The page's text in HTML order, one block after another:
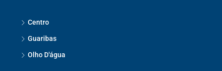
Centro
Guaribas
Olho D'água